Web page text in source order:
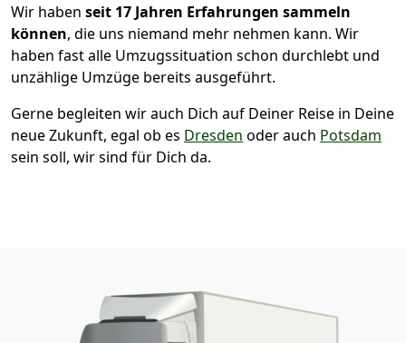
Wir haben seit 17 Jahren Erfahrungen sammeln
können, die uns niemand mehr nehmen kann. Wir
haben fast alle Umzugssituation schon durchlebt und
unzählige Umzüge bereits ausgeführt.
Gerne begleiten wir auch Dich auf Deiner Reise in Deine
neue Zukunft, egal ob es Dresden oder auch Potsdam
sein soll, wir sind für Dich da.